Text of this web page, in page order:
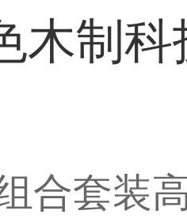
制
合套装